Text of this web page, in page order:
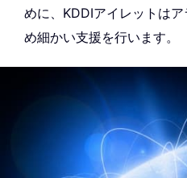
めに、KDDIアイレットは
め細かい支援を行います。